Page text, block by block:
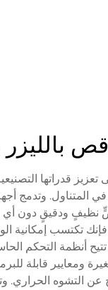
قص
قدراتها
وتدمج
ودقيقٍ دون أي
تكتسب إمكانية
أنظمة التحكم
ومعايير قابلة
عن التشوه